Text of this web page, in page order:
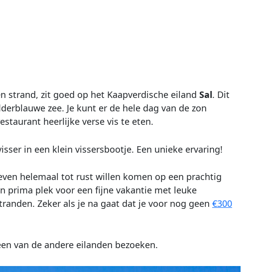
strand, zit goed op het Kaapverdische eiland Sal. Dit
zee. Je kunt er de hele dag van de zon
heerlijke verse vis te eten.
in een klein vissersbootje. Een unieke ervaring!
helemaal tot rust willen komen op een prachtig
prima plek voor een fijne vakantie met leuke
Zeker als je na gaat dat je voor nog geen €300
van de andere eilanden bezoeken.